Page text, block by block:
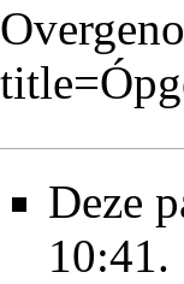
Deze
10:41.